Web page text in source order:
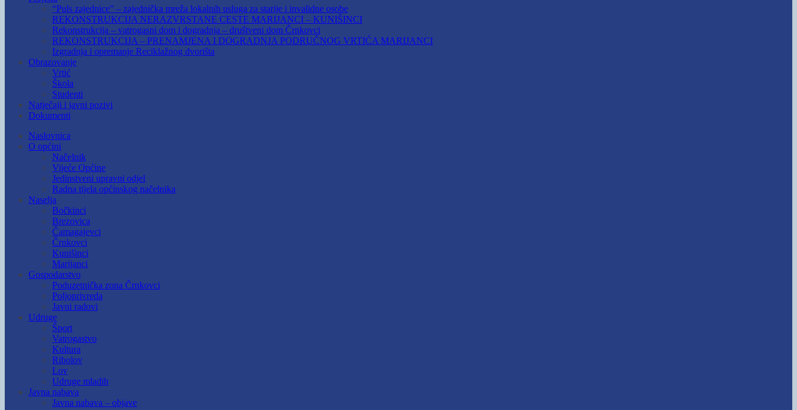
“Puls zajednice” – zajednička mreža lokalnih usluga za starije i invalidne osobe
REKONSTRUKCIJA NERAZVRSTANE CESTE MARIJANCI – KUNIŠINCI
Rekonstrukcija – vatrogasni dom i dogradnja – društveni dom Črnkovci
REKONSTRUKCIJA – PRENAMJENA I DOGRADNJA PODRUČNOG VRTIĆA MARIJANCI
Izgradnja i opremanje Reciklažnog dvorišta
Obrazovanje
Vrtić
Škola
Studenti
Natječaji i javni pozivi
Dokumenti
Naslovnica
O općini
Načelnik
Vijeće Općine
Jedinstveni upravni odjel
Radna tijela općinskog načelnika
Naselja
Bočkinci
Brezovica
Čamagajevci
Črnkovci
Kunišinci
Marijanci
Gospodarstvo
Poduzetnička zona Črnkovci
Poljoprivreda
Javni radovi
Udruge
Šport
Vatrogastvo
Kultura
Ribolov
Lov
Udruge mladih
Javna nabava
Javna nabava – objave